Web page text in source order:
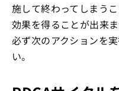
施して終わってしまう
効果を得ることが出来
必ず次のアクションを
い。